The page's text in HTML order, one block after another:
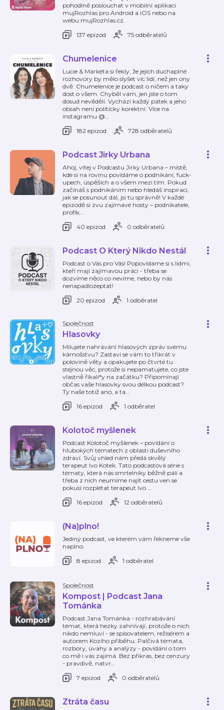
pohodlně poslouchat v mobilní aplikaci
mujRozhlas pro Android a iOS nebo na
webu mujRozhlas.cz.
137 epizod
75 odběratelů
Chumelenice
Lucie & Markéta si řekly, že jejich duchaplné
rozhovory by mělo slyšet víc lidí, než jen ony
dvě. Chumelenice je podcast o ničem a taky
dost o všem. Chyběl vám, jen jste o tom
dosud nevěděli. Vychází každý pátek a jeho
obsah není politicky korektní. Více na
instagramu @…
182 epizod
728 odběratelů
Podcast Jirky Urbana
Ahoj, vítej v Podcastu Jirky Urbana – místě,
kde si na rovinu povídáme o podnikání, fuck-
upech, úspěších a o všem mezi tím. Pokud
začínáš s podnikáním nebo hledáš inspiraci,
jak se posunout dál, jsi tu správně! V každé
epizodě si zvu zajímavé hosty – podnikatele,
profík…
40 epizod
0 odběratelů
Podcast O Který Nikdo Nestál
Podcast o Vás pro Vás! Popovídame si s lidmi,
kteří mají zajímavou práci - třeba se
dozvíme něco co nevíme, nebo by nás
nenapadlozeptat!
20 epizod
1 odběratel
Společnost
Hlasovky
Milujete nahrávání hlasových zpráv svému
kámošstvu? Zastaví se vám to třikrát v
polovině věty a opakujete po čtvrté tu
stejnou věc, protože si nepamatujete, co jste
vlastně říkali*y na začátku? Připomínají
občas vaše hlasovky svou délkou podcast?
Ty naše totiž ano, a ta…
16 epizod
1 odběratel
Kolotoč myšlenek
Podcast Kolotoč myšlenek – povídání o
hlubokých tématech z oblasti duševního
zdraví. Svůj vhled nám předá skvělý
terapeut Ivo Kotek. Tato podcastová série s
tématy, která nás smrtelníky běžně pálí a
třeba z nich neumíme najít cestu ven se
pokusí rozplétat terapeut Ivo …
16 epizod
12 odběratelů
(Na)plno!
Jediný podcast, ve kterém vám řekneme vše
naplno.
8 epizod
1 odběratel
Společnost
Kompost | Podcast Jana
Tománka
Podcast Jana Tománka - rozhrabávání
témat, která hezky zahnívají, protože o nich
nikdo nemluví - se spisovatelem, režisérem a
autorem Kozího příběhu. Palčivá témata,
rozbory, úvahy a analýzy - povídání o tom
co mě i vás zajímá. Bez příkras, bez cenzury
- pravdivě, natvr…
7 epizod
0 odběratelů
Ztráta času